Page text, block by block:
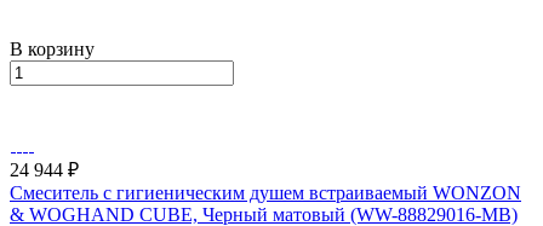
В корзину
24 944 ₽
Смеситель с гигиеническим душем встраиваемый WONZON
& WOGHAND CUBE, Черный матовый (WW-88829016-MB)